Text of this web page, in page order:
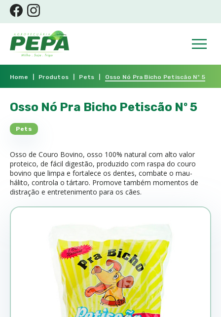
Home Produtos Pets Osso Nó Pra Bicho Petiscão Nº 5
Osso Nó Pra Bicho Petiscão Nº 5
Pets
Osso de Couro Bovino, osso 100% natural com alto valor
proteico, de fácil digestão, produzido com raspa do couro
bovino que limpa e fortalece os dentes, combate o mau-
hálito, controla o tártaro. Promove também momentos de
distração e entretenimento para os cães.